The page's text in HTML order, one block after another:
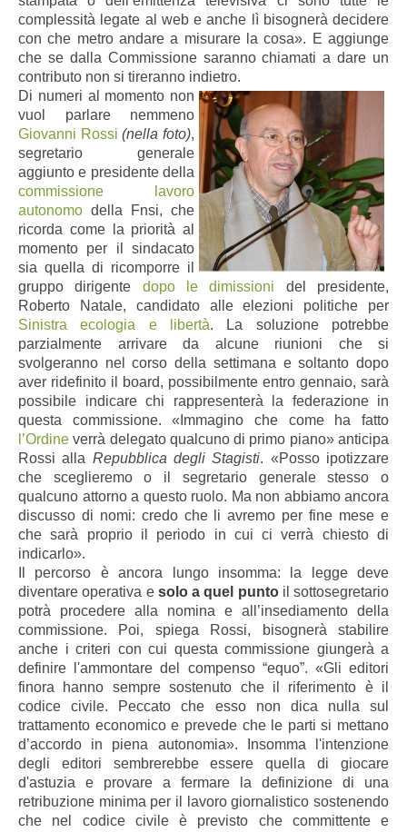
complessità legate al web e anche lì bisognerà decidere
con che metro andare a misurare la cosa». E aggiunge
che se dalla Commissione saranno chiamati a dare un
contributo non si tireranno indietro.
Di numeri al momento non
vuol parlare nemmeno
Giovanni Rossi (nella foto),
segretario generale
aggiunto e presidentedella
commissione lavoro
autonomo della Fnsi, che
ricorda come la priorità al
momento per il sindacato
sia quella di ricomporre il
gruppo dirigente dopo le dimissioni del presidente,
Roberto Natale, candidato alle elezioni politiche per
Sinistra ecologia e libertà. La soluzione potrebbe
parzialmente arrivare da alcune riunioni che si
svolgeranno nel corso della settimana e soltanto dopo
aver ridefinito il board, possibilmente entro gennaio, sarà
possibile indicare chi rappresenterà la federazione in
questa commissione. «Immagino che come ha fatto
l’Ordine verrà delegato qualcuno di primo piano» anticipa
Rossi alla Repubblica degli Stagisti. «Posso ipotizzare
che sceglieremo o il segretario generale stesso o
qualcuno attorno a questo ruolo. Ma non abbiamo ancora
discusso di nomi: credo che li avremo per fine mese e
che sarà proprio il periodo in cui ci verrà chiesto di
indicarlo».
Il percorso è ancora lungo insomma: la legge deve
diventare operativa e solo a quel puntoil sottosegretario
potrà procedere alla nomina e all’insediamento della
commissione. Poi, spiega Rossi, bisognerà stabilire
anche i criteri con cui questa commissione giungerà a
definire l'ammontare del compenso “equo”. «Gli editori
finora hanno sempre sostenuto che il riferimento è il
codice civile. Peccato che esso non dica nulla sul
trattamento economico e prevede che le parti si mettano
d’accordo in piena autonomia». Insomma l'intenzione
degli editori sembrerebbe essere quella di giocare
d'astuzia e provare a fermare la definizione di una
retribuzione minima per il lavoro giornalistico sostenendo
che nel codice civile è previsto che committente e